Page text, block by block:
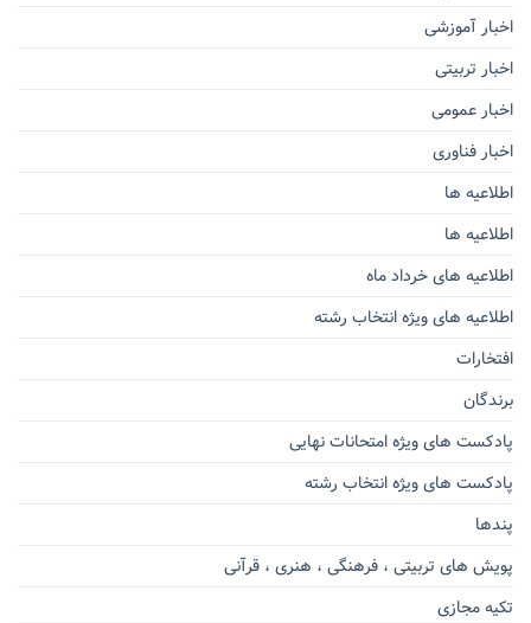
اخبار آموزشی
اخبار تربیتی
اخبار عمومی
اخبار فناوری
اطلاعیه ها
اطلاعیه ها
اطلاعیه های خرداد ماه
اطلاعیه های ویژه انتخاب رشته
افتخارات
برندگان
پادکست های ویژه امتحانات نهایی
پادکست های ویژه انتخاب رشته
پندها
پویش های تربیتی ، فرهنگی ، هنری ، قرآنی
تکیه مجازی